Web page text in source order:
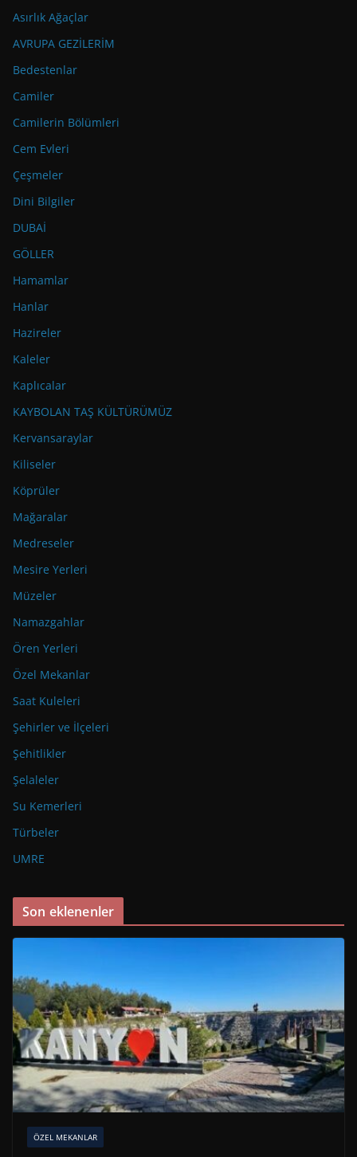
Asırlık Ağaçlar
AVRUPA GEZİLERİM
Bedestenlar
Camiler
Camilerin Bölümleri
Cem Evleri
Çeşmeler
Dini Bilgiler
DUBAİ
GÖLLER
Hamamlar
Hanlar
Hazireler
Kaleler
Kaplıcalar
KAYBOLAN TAŞ KÜLTÜRÜMÜZ
Kervansaraylar
Kiliseler
Köprüler
Mağaralar
Medreseler
Mesire Yerleri
Müzeler
Namazgahlar
Ören Yerleri
Özel Mekanlar
Saat Kuleleri
Şehirler ve İlçeleri
Şehitlikler
Şelaleler
Su Kemerleri
Türbeler
UMRE
Son eklenenler
ÖZEL MEKANLAR